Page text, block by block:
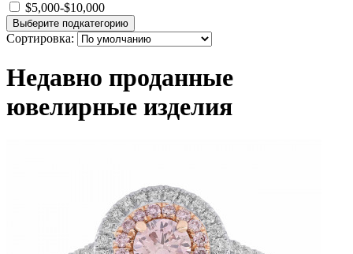
$5,000-$10,000
Выберите подкатегорию
Сортировка:
Недавно проданные
ювелирные изделия